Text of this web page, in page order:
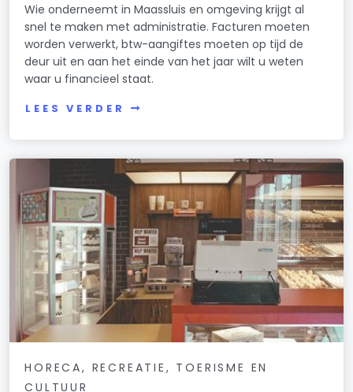
Wie onderneemt in Maassluis en omgeving krijgt al
snel te maken met administratie. Facturen moeten
worden verwerkt, btw-aangiftes moeten op tijd de
deur uit en aan het einde van het jaar wilt u weten
waar u financieel staat.
LEES VERDER
HORECA, RECREATIE, TOERISME EN
CULTUUR